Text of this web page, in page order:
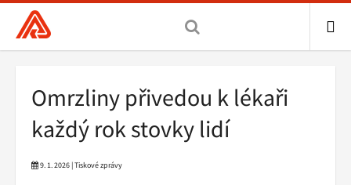
Všeobecná
zdravotní
hlavní
stránka
Drobečková
navigace
Omrzliny přivedou k lékaři
každý rok stovky lidí
9. 1. 2026 | Tiskové zprávy